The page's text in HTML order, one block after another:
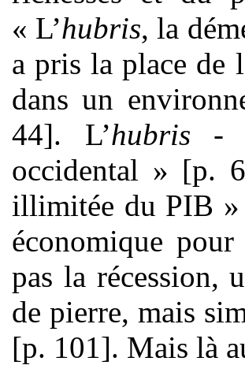
« L’hubris, la
a pris la place de
dans un
44]. L’hubris -
occidental » [p.
illimitée du PIB »
économique
pas la récession,
de pierre, mais
[p. 101]. Mais là